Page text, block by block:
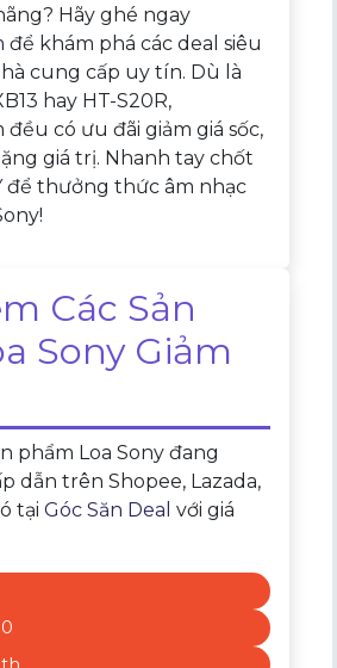
Hãy ghé ngay
để khám phá các deal siêu
cung cấp uy tín. Dù là
hay HT-S20R,
đều có ưu đãi giảm giá sốc,
giá trị. Nhanh tay chốt
để thưởng thức âm nhạc
Các Sản
Sony Giảm
phẩm Loa Sony đang
dẫn trên Shopee, Lazada,
tạiGóc Săn Deal với giá